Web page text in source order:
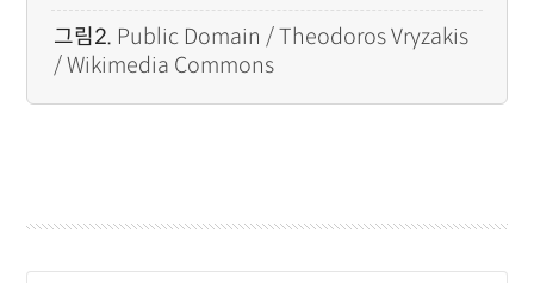
그림2. Public Domain / Theodoros Vryzakis
/ Wikimedia Commons